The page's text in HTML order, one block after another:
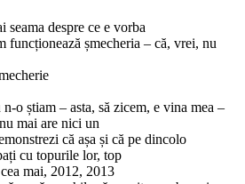
despre ce e vorba
funcționează șmecheria – că, vrei, nu
o știam – asta, să zicem, e vina mea –
mai are nici un
că așa și că pe dincolo
cu topurile lor, top
mai, 2012, 2013